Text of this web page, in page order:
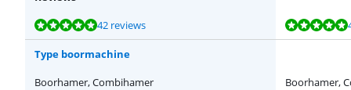
Beoordeling is 9,5 van de 10, gebaseerd op 42 reviews.
42 reviews
Beoordeling is 9,5 van de 10, gebaseerd op 42 reviews.
Beoordeling is 9,6 van de 10, gebaseerd op 3 reviews.
Beoordeling is 9,3 van de 10, gebaseerd op 57 reviews.
Type boormachine
Boorhamer, Combihamer
Boorhamer,